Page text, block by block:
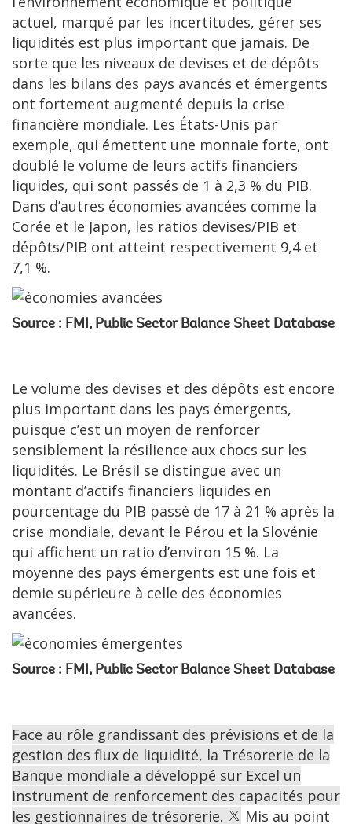
actuel, marqué par les incertitudes, gérer ses
liquidités est plus important que jamais. De
sorte que les niveaux de devises et de dépôts
dans les bilans des pays avancés et émergents
ont fortement augmenté depuis la crise
financière mondiale. Les États-Unis par
exemple, qui émettent une monnaie forte, ont
doublé le volume de leurs actifs financiers
liquides, qui sont passés de 1 à 2,3 % du PIB.
Dans d’autres économies avancées comme la
Corée et le Japon, les ratios devises/PIB et
dépôts/PIB ont atteint respectivement 9,4 et
7,1 %.
Source : FMI, Public Sector Balance Sheet Database
Le volume des devises et des dépôts est encore
plus important dans les pays émergents,
puisque c’est un moyen de renforcer
sensiblement la résilience aux chocs sur les
liquidités. Le Brésil se distingue avec un
montant d’actifs financiers liquides en
pourcentage du PIB passé de 17 à 21 % après la
crise mondiale, devant le Pérou et la Slovénie
qui affichent un ratio d’environ 15 %. La
moyenne des pays émergents est une fois et
demie supérieure à celle des économies
avancées.
Source : FMI, Public Sector Balance Sheet Database
Face au rôle grandissant des prévisions et de la
gestion des flux de liquidité, la Trésorerie de la
Banque mondiale a développé sur Excel un
instrument de renforcement des capacités pour
les gestionnaires de trésorerie.
Mis au point